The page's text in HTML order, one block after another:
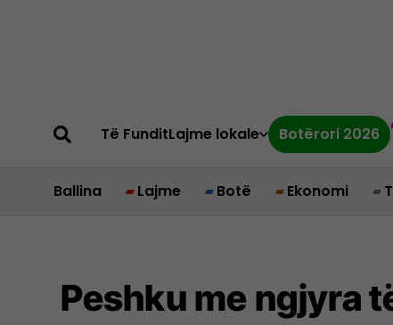
Të FunditLajme lokale Botërori 2026
Ballina Lajme Botë Ekonomi
Peshku me ngjyra